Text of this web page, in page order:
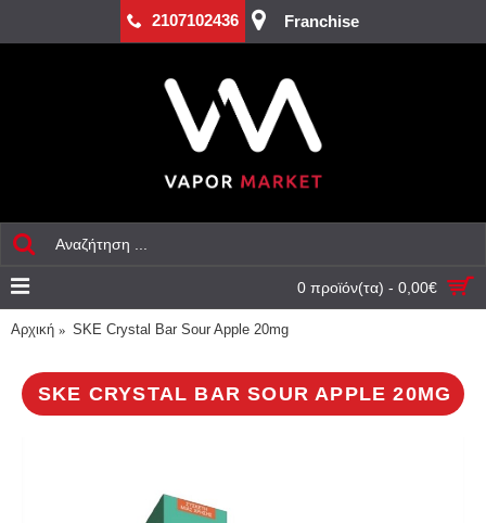
2107102436 Franchise
0 προϊόν(τα) - 0,00€
Αρχική SKE Crystal Bar Sour Apple 20mg
SKE CRYSTAL BAR SOUR APPLE 20MG